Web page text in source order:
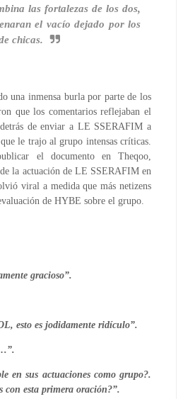
las fortalezas de los dos,
el vacío dejado por los
chicas.
una inmensa burla por parte de los
que los comentarios reflejaban el
de enviar a LE SSERAFIM a
le trajo al grupo intensas críticas.
el documento en Theqoo,
la actuación de LE SSERAFIM en
viral a medida que más netizens
de HYBE sobre el grupo.
gracioso”.
esto es jodidamente ridículo”.
en sus actuaciones como grupo?.
con esta primera oración?”.